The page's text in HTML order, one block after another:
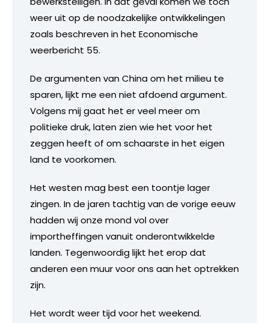
weer uit op de noodzakelijke ontwikkelingen
zoals beschreven in het Economische
weerbericht 55.
De argumenten van China om het milieu te
sparen, lijkt me een niet afdoend argument.
Volgens mij gaat het er veel meer om
politieke druk, laten zien wie het voor het
zeggen heeft of om schaarste in het eigen
land te voorkomen.
Het westen mag best een toontje lager
zingen. In de jaren tachtig van de vorige eeuw
hadden wij onze mond vol over
importheffingen vanuit onderontwikkelde
landen. Tegenwoordig lijkt het erop dat
anderen een muur voor ons aan het optrekken
zijn.
Het wordt weer tijd voor het weekend.